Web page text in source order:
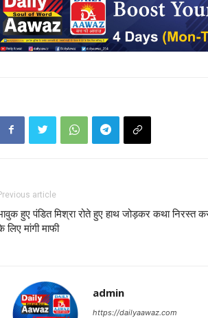
article
हुए पंडित मिश्रा रोते हुए हाथ जोड़कर कथा निरस्त
लिए मांगी माफी
admin
https://dailyaawaz.com